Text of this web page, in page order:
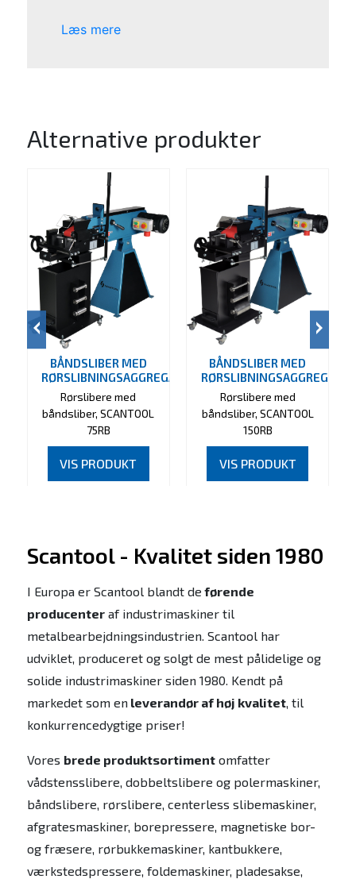
Læs mere
Alternative produkter
BÅNDSLIBER MED
RØRSLIBNINGSAGGREGAT
Rørslibere med
båndsliber, SCANTOOL
75RB
VIS PRODUKT
BÅNDSLIBER MED
RØRSLIBNINGSAGGREGAT
Rørslibere med
båndsliber, SCANTOOL
150RB
VIS PRODUKT
Scantool - Kvalitet siden 1980
I Europa er Scantool blandt de førende
producenteraf industrimaskiner til
metalbearbejdningsindustrien. Scantool har
udviklet, produceret og solgt de mest pålidelige og
solide industrimaskiner siden 1980. Kendt på
markedet som enleverandør af høj kvalitet, til
konkurrencedygtige priser!
Vores brede produktsortimentomfatter
vådstensslibere, dobbeltslibere og polermaskiner,
båndslibere, rørslibere, centerless slibemaskiner,
afgratesmaskiner, borepressere, magnetiske bor-
og fræsere, rørbukkemaskiner, kantbukkere,
værkstedspressere, foldemaskiner, pladesakse,